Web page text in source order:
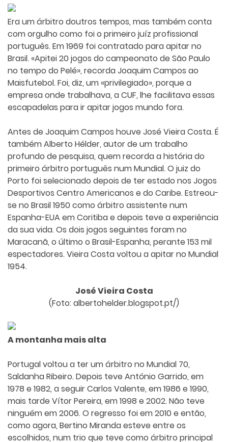
Era um árbitro doutros tempos, mas também conta
com orgulho como foi o primeiro juíz profissional
português. Em 1969 foi contratado para apitar no
Brasil. «Apitei 20 jogos do campeonato de São Paulo
no tempo do Pelé», recorda Joaquim Campos ao
Maisfutebol. Foi, diz, um «privilegiado», porque a
empresa onde trabalhava, a CUF, lhe facilitava essas
escapadelas para ir apitar jogos mundo fora.
Antes de Joaquim Campos houve José Vieira Costa. É
também Alberto Hélder, autor de um trabalho
profundo de pesquisa, quem recorda a história do
primeiro árbitro português num Mundial. O juiz do
Porto foi selecionado depois de ter estado nos Jogos
Desportivos Centro Americanos e do Caribe. Estreou-
se no Brasil 1950 como árbitro assistente num
Espanha-EUA em Coritiba e depois teve a experiência
da sua vida. Os dois jogos seguintes foram no
Maracanã, o último o Brasil-Espanha, perante 153 mil
espectadores. Vieira Costa voltou a apitar no Mundial
1954.
José Vieira Costa
(Foto: albertohelder.blogspot.pt/)
A montanha mais alta
Portugal voltou a ter um árbitro no Mundial 70,
Saldanha Ribeiro. Depois teve António Garrido, em
1978 e 1982, a seguir Carlos Valente, em 1986 e 1990,
mais tarde Vítor Pereira, em 1998 e 2002. Não teve
ninguém em 2006. O regresso foi em 2010 e então,
como agora, Bertino Miranda esteve entre os
escolhidos, num trio que teve como árbitro principal